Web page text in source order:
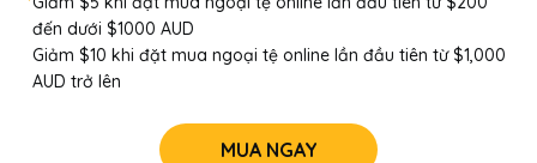
đến dưới $1000 AUD
Giảm $10 khi đặt mua ngoại tệ online lần đầu tiên từ $1,000
AUD trở lên
MUA NGAY